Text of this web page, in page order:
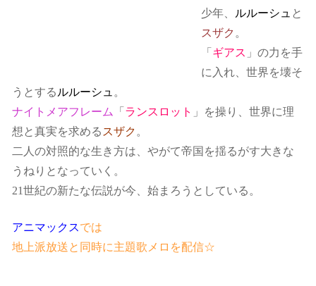
少年、
ルルーシュ と
スザク 。
「 ギアス 」の力を手
に入れ、世界を壊そ
うとする ルルーシュ 。
ナイトメアフレーム
「 ランスロット 」を操り、世界に理
想と真実を求める スザク 。
二人の対照的な生き方は、やがて帝国を揺るがす大きな
うねりとなっていく。
21世紀の新たな伝説が今、始まろうとしている。
アニマックスでは
地上派放送と同時に主題歌メロを配信☆